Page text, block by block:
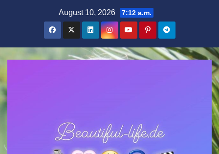
August 10, 2026 7:12 a.m.